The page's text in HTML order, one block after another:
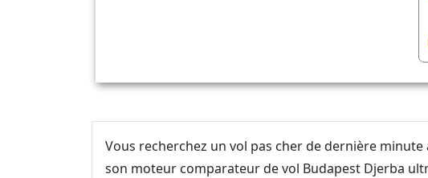
Vous recherchez un vol pas cher de dernière
son moteur comparateur de vol Budapest Djerba